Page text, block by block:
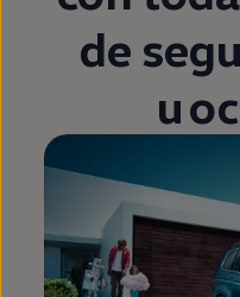
de
u